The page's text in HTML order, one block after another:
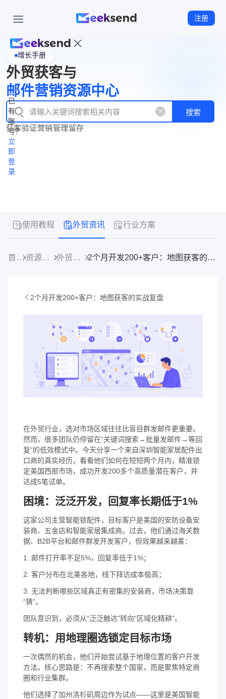
注册
页
WhatsApp
企业号
New
产
品
功
能
产
品
价
格
资
源
中
心
立
即
注
册
已
有
账
号？
立
即
登
录
增长手册
外贸获客与
邮件营销资源中心
搜索
获客验证营销管理留存
使用教程 外贸资讯 行业方案
首页 资源中心 外贸资讯 2个月开发200+客户：地图获客的实战复盘
2个月开发200+客户：地图获客的实战复盘
在外贸行业，选对市场区域往往比盲目群发邮件更重要。
然而，很多团队仍停留在“关键词搜索→批量发邮件→等回
复”的低效模式中。今天分享一个来自深圳智能家居配件出
口商的真实经历，看看他们如何在短短两个月内，精准锁
定美国西部市场，成功开发200多个高质量潜在客户，并
达成5笔试单。
困境：泛泛开发，回复率长期低于1%
这家公司主营智能锁配件，目标客户是美国的安防设备安
装商、五金店和智能家居集成商。过去，他们通过海关数
据、B2B平台和邮件群发开发客户，但效果越来越差：
1. 邮件打开率不足5%，回复率低于1%；
2. 客户分布在北美各地，线下拜访成本极高；
3. 无法判断哪些区域真正有密集的安装商，市场决策靠
“猜”。
团队意识到，必须从“泛泛触达”转向“区域化精耕”。
转机：用地理圈选锁定目标市场
一次偶然的机会，他们开始尝试基于地理位置的客户开发
方法。核心思路是：不再搜索整个国家，而是聚焦特定商
圈和行业集群。
他们选择了加州洛杉矶周边作为试点——这里是美国智能